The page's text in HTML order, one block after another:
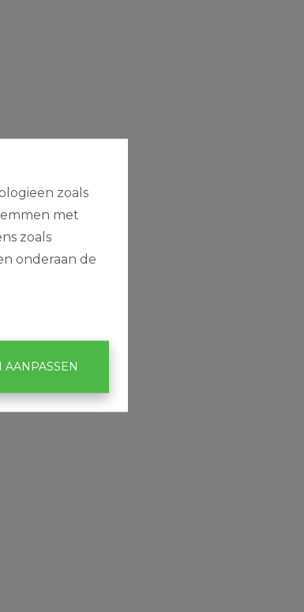
zoals
met
zoals
onderaan de
AANPASSEN